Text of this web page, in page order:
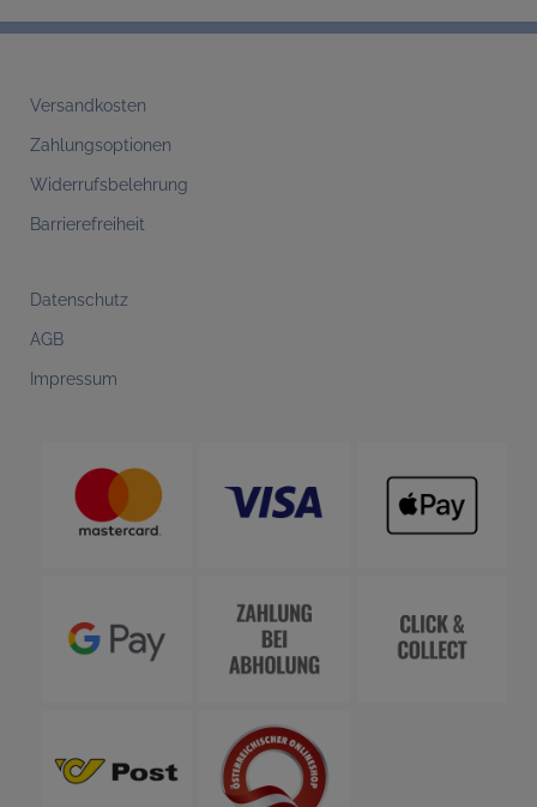
Versandkosten
Zahlungsoptionen
Widerrufsbelehrung
Barrierefreiheit
Datenschutz
AGB
Impressum